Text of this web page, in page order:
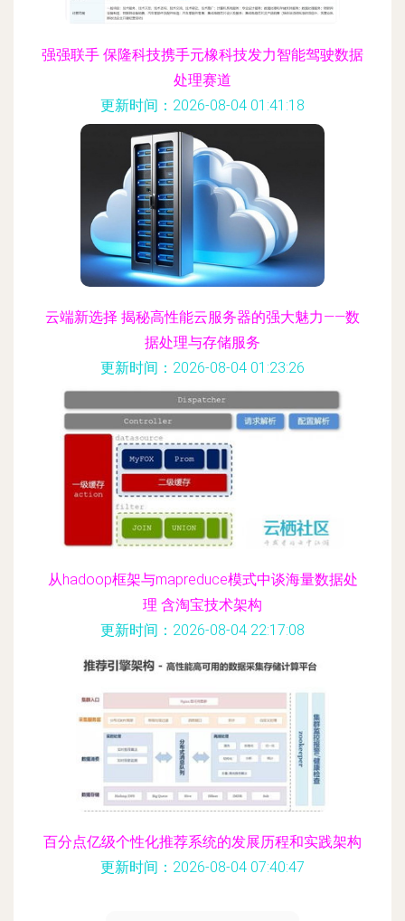
强强联手 保隆科技携手元橡科技发力智能驾驶数据
处理赛道
更新时间：2026-08-04 01:41:18
云端新选择 揭秘高性能云服务器的强大魅力——数
据处理与存储服务
更新时间：2026-08-04 01:23:26
从hadoop框架与mapreduce模式中谈海量数据处
理 含淘宝技术架构
更新时间：2026-08-04 22:17:08
百分点亿级个性化推荐系统的发展历程和实践架构
更新时间：2026-08-04 07:40:47